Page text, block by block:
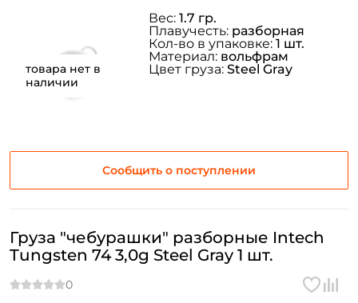
товара нет в
наличии
Сообщить о поступлении
Вес: 1.7 гр.
Плавучесть: разборная
Кол-во в упаковке:1 шт.
Материал: вольфрам
Цвет груза: Steel Gray
Груза "чебурашки" разборные Intech
Tungsten 74 3,0g Steel Gray 1 шт.